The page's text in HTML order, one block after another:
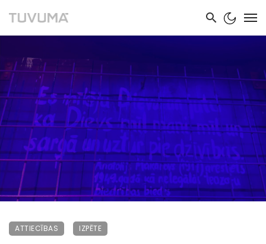
ATTIECĪBAS IZPĒTE